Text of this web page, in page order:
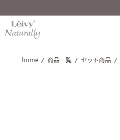
home / 商品一覧 / セット商品 /